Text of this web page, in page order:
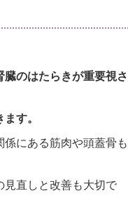
のはたらきが重要視さ
す。
にある筋肉や頭蓋骨も
見直しと改善も大切で